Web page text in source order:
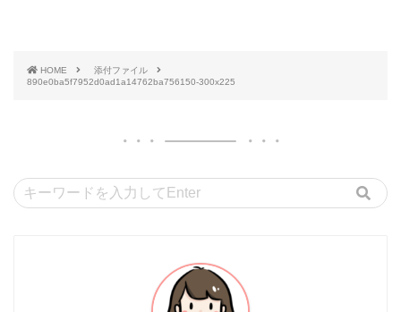
HOME
添付ファイル
890e0ba5f7952d0ad1a14762ba756150-300x225